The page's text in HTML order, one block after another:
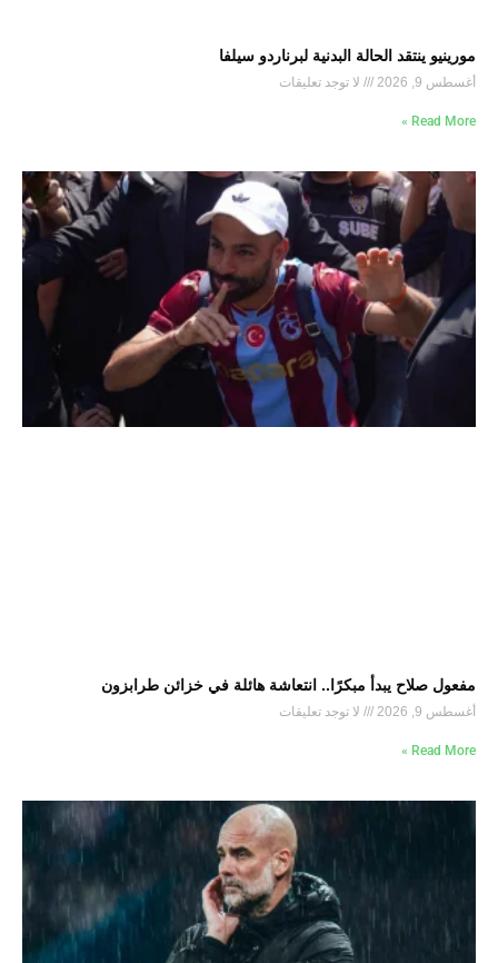
مورينيو ينتقد الحالة البدنية لبرناردو سيلفا
أغسطس 9, 2026 لا توجد تعليقات
Read More »
مفعول صلاح يبدأ مبكرًا.. انتعاشة هائلة في خزائن طرابزون
أغسطس 9, 2026 لا توجد تعليقات
Read More »